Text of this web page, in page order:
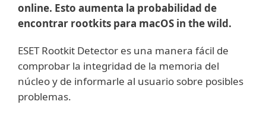
online. Esto aumenta la probabilidad de
encontrar rootkits para macOS in the wild.
ESET Rootkit Detector es una manera fácil de
comprobar la integridad de la memoria del
núcleo y de informarle al usuario sobre posibles
problemas.